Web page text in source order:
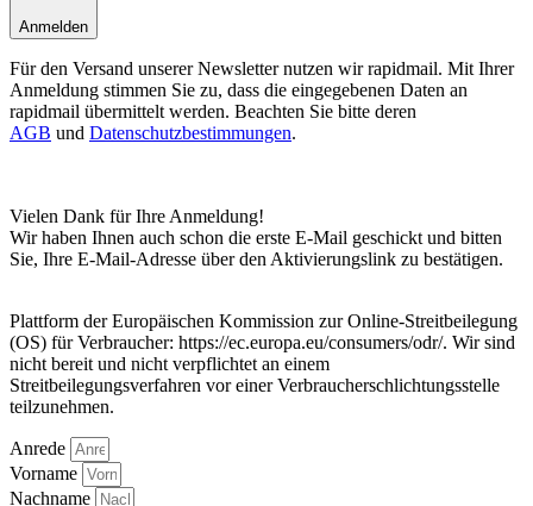
Anmelden
Für den Versand unserer Newsletter nutzen wir rapidmail. Mit Ihrer
Anmeldung stimmen Sie zu, dass die eingegebenen Daten an
rapidmail übermittelt werden. Beachten Sie bitte deren
AGB und Datenschutzbestimmungen.
Vielen Dank für Ihre Anmeldung!
Wir haben Ihnen auch schon die erste E-Mail geschickt und bitten
Sie, Ihre E-Mail-Adresse über den Aktivierungslink zu bestätigen.
Plattform der Europäischen Kommission zur Online-Streitbeilegung
(OS) für Verbraucher: https://ec.europa.eu/consumers/odr/. Wir sind
nicht bereit und nicht verpflichtet an einem
Streitbeilegungsverfahren vor einer Verbraucherschlichtungsstelle
teilzunehmen.
Anrede
Vorname
Nachname